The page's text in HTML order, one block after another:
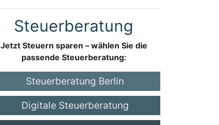
Steuerberatung
Jetzt Steuern sparen – wählen Sie die
passende Steuerberatung:
Steuerberatung Berlin
Digitale Steuerberatung